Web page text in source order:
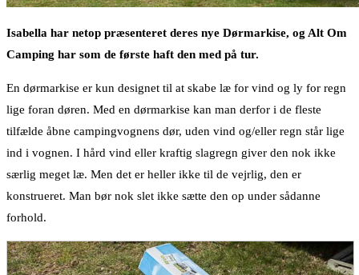
Isabella har netop præsenteret deres nye Dørmarkise, og Alt Om
Camping har som de første haft den med på tur.
En dørmarkise er kun designet til at skabe læ for vind og ly for regn
lige foran døren. Med en dørmarkise kan man derfor i de fleste
tilfælde åbne campingvognens dør, uden vind og/eller regn står lige
ind i vognen. I hård vind eller kraftig slagregn giver den nok ikke
særlig meget læ. Men det er heller ikke til de vejrlig, den er
konstrueret. Man bør nok slet ikke sætte den op under sådanne
forhold.